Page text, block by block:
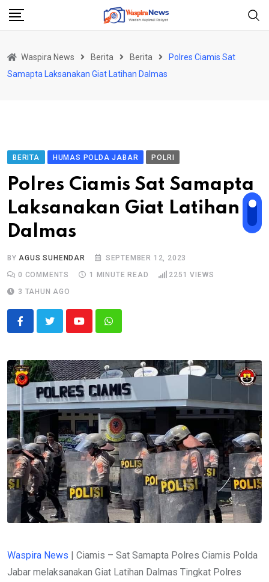
Skip
Waspira News Berita Berita
Polres Ciamis Sat
Samapta Laksanakan Giat Latihan Dalmas
BERITA HUMAS POLDA JABAR POLRI
Polres Ciamis Sat Samapta
Laksanakan Giat Latihan
Dalmas
BYAGUS SUHENDAR
SEPTEMBER 12, 2023
0 COMMENTS 1 MINUTE READ 2251 VIEWS
3 TAHUN AGO
YoutubeWhatsapp
Waspira News | Ciamis – Sat Samapta Polres Ciamis Polda
Jabar melaksanakan Giat Latihan Dalmas Tingkat Polres